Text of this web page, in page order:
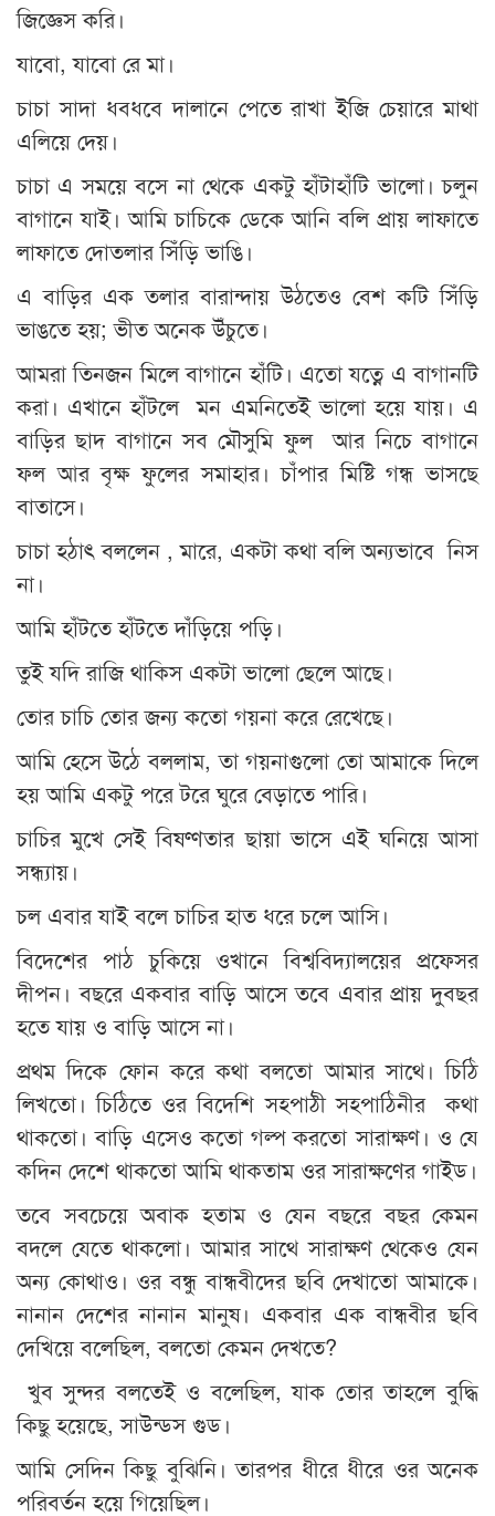
জিজ্ঞেস করি।
যাবো, যাবো রে মা।
চাচা সাদা ধবধবে দালানে পেতে রাখা ইজি চেয়ারে মাথা
এলিয়ে দেয়।
চাচা এ সময়ে বসে না থেকে একটু হাঁটাহাঁটি ভালো। চলুন
বাগানে যাই। আমি চাচিকে ডেকে আনি বলি প্রায় লাফাতে
লাফাতে দোতলার সিঁড়ি ভাঙি।
এ বাড়ির এক তলার বারান্দায় উঠতেও বেশ কটি সিঁড়ি
ভাঙতে হয়; ভীত অনেক উঁচুতে।
আমরা তিনজন মিলে বাগানে হাঁটি। এতো যত্নে এ বাগানটি
করা। এখানে হাঁটলে মন এমনিতেই ভালো হয়ে যায়। এ
বাড়ির ছাদ বাগানে সব মৌসুমি ফুল আর নিচে বাগানে
ফল আর বৃক্ষ ফুলের সমাহার। চাঁপার মিষ্টি গন্ধ ভাসছে
বাতাসে।
চাচা হঠাৎ বললেন , মারে, একটা কথা বলি অন্যভাবে নিস
না।
আমি হাঁটতে হাঁটতে দাঁড়িয়ে পড়ি।
তুই যদি রাজি থাকিস একটা ভালো ছেলে আছে।
তোর চাচি তোর জন্য কতো গয়না করে রেখেছে।
আমি হেসে উঠে বললাম, তা গয়নাগুলো তো আমাকে দিলে
হয় আমি একটু পরে টরে ঘুরে বেড়াতে পারি।
চাচির মুখে সেই বিষণ্ণতার ছায়া ভাসে এই ঘনিয়ে আসা
সন্ধ্যায়।
চল এবার যাই বলে চাচির হাত ধরে চলে আসি।
বিদেশের পাঠ চুকিয়ে ওখানে বিশ্ববিদ্যালয়ের প্রফেসর
দীপন। বছরে একবার বাড়ি আসে তবে এবার প্রায় দুবছর
হতে যায় ও বাড়ি আসে না।
প্রথম দিকে ফোন করে কথা বলতো আমার সাথে। চিঠি
লিখতো। চিঠিতে ওর বিদেশি সহপাঠী সহপাঠিনীর কথা
থাকতো। বাড়ি এসেও কতো গল্প করতো সারাক্ষণ। ও যে
কদিন দেশে থাকতো আমি থাকতাম ওর সারাক্ষণের গাইড।
তবে সবচেয়ে অবাক হতাম ও যেন বছরে বছর কেমন
বদলে যেতে থাকলো। আমার সাথে সারাক্ষণ থেকেও যেন
অন্য কোথাও। ওর বন্ধু বান্ধবীদের ছবি দেখাতো আমাকে।
নানান দেশের নানান মানুষ। একবার এক বান্ধবীর ছবি
দেখিয়ে বলেছিল, বলতো কেমন দেখতে?
খুব সুন্দর বলতেই ও বলেছিল, যাক তোর তাহলে বুদ্ধি
কিছু হয়েছে, সাউন্ডস গুড।
আমি সেদিন কিছু বুঝিনি। তারপর ধীরে ধীরে ওর অনেক
পরিবর্তন হয়ে গিয়েছিল।